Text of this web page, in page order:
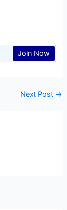
Join Now
Next Post →